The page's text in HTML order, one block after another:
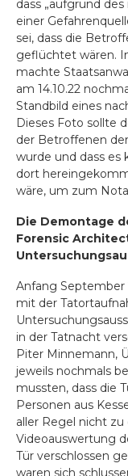
dass „aufgrund
einer
sei, dass die
geflüchtet wären.
machte
am 14.10.22
Standbild eines
Dieses Foto sollte
der Betroffenen
wurde und dass es
dort
wäre, um zum
Die Demontage
Forensic
Anfang September
mit der
in der Tatnacht
Piter Minnemann,
jeweils nochmals
mussten, dass die
Personen aus
aller Regel nicht
Videoauswertung
Tür verschlossen
waren sich